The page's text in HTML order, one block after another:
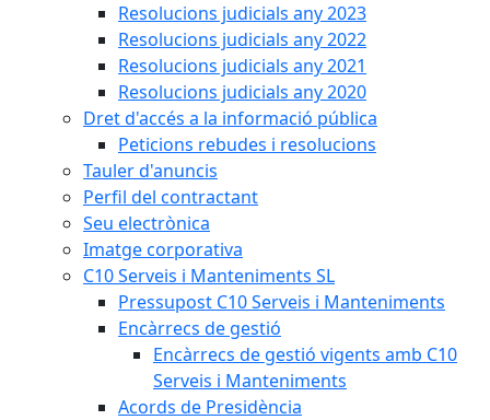
Resolucions judicials any 2023
Resolucions judicials any 2022
Resolucions judicials any 2021
Resolucions judicials any 2020
Dret d'accés a la informació pública
Peticions rebudes i resolucions
Tauler d'anuncis
Perfil del contractant
Seu electrònica
Imatge corporativa
C10 Serveis i Manteniments SL
Pressupost C10 Serveis i Manteniments
Encàrrecs de gestió
Encàrrecs de gestió vigents amb C10
Serveis i Manteniments
Acords de Presidència